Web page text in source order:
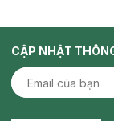
CẬP NHẬT